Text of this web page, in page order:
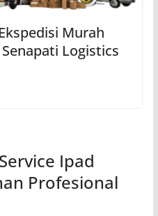
Murah
Logistics
Ipad
Profesional